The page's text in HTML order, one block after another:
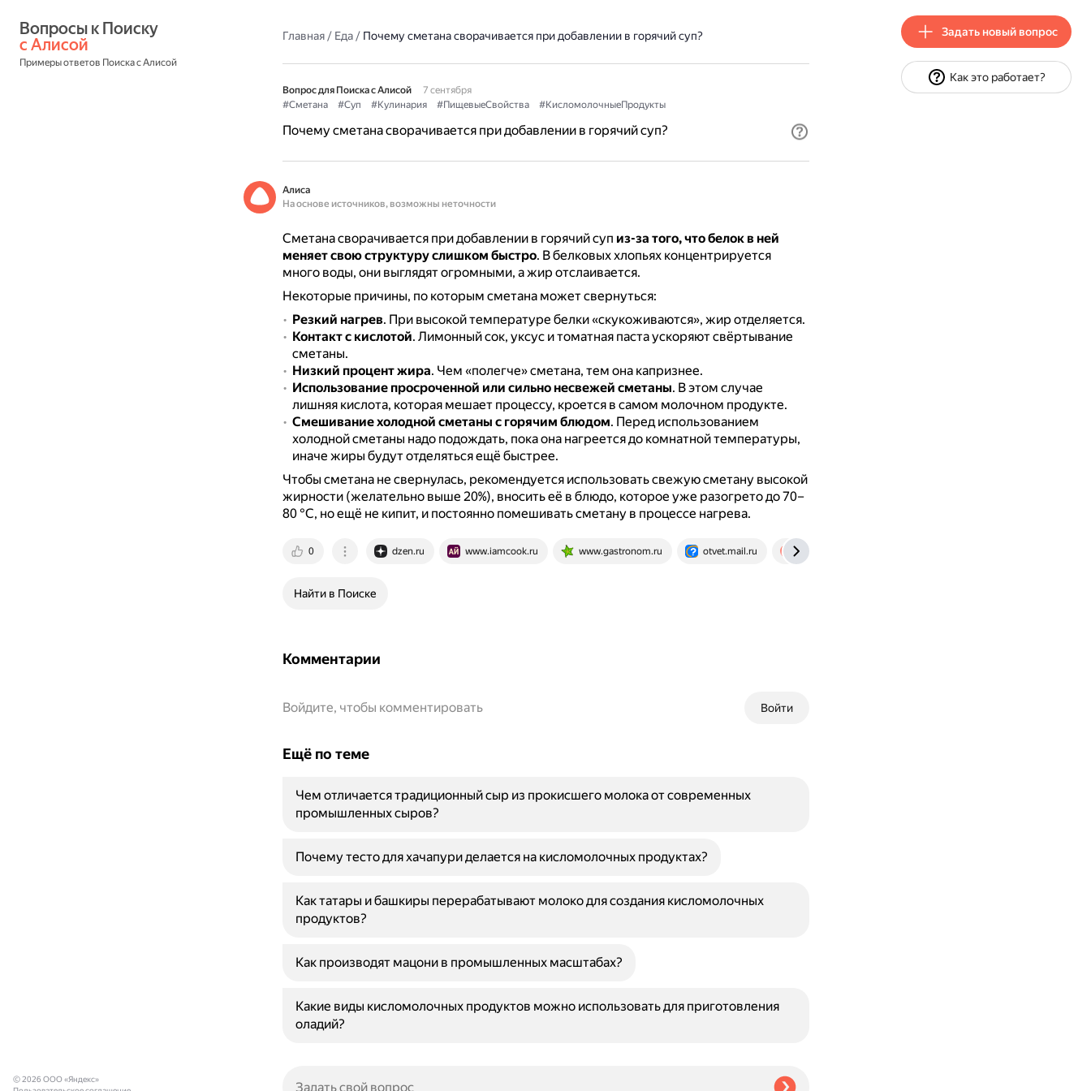
с Алисой
Примеры ответов Поиска с Алисой
Главная/ Еда/ Почему сметана сворачивается при добавлении в горячий суп?
Вопрос для Поиска с Алисой
7 сентября
#Сметана
#Суп #Кулинария #ПищевыеСвойства #КисломолочныеПродукты
Почему сметана сворачивается при добавлении в горячий суп?
Алиса
На основе источников, возможны неточности
Сметана сворачивается при добавлении в горячий суп из-за того, что белок в ней
меняет свою структуру слишком быстро. В белковых хлопьях концентрируется
много воды, они выглядят огромными, а жир отслаивается.
Некоторые причины, по которым сметана может свернуться:
Резкий нагрев. При высокой температуре белки «скукоживаются», жир отделяется.
Контакт с кислотой. Лимонный сок, уксус и томатная паста ускоряют свёртывание
сметаны.
Низкий процент жира. Чем «полегче» сметана, тем она капризнее.
Использование просроченной или сильно несвежей сметаны. В этом случае
лишняя кислота, которая мешает процессу, кроется в самом молочном продукте.
Смешивание холодной сметаны с горячим блюдом. Перед использованием
холодной сметаны надо подождать, пока она нагреется до комнатной температуры,
иначе жиры будут отделяться ещё быстрее.
Чтобы сметана не свернулась, рекомендуется использовать свежую сметану высокой
жирности (желательно выше 20%), вносить её в блюдо, которое уже разогрето до 70–
80 °C, но ещё не кипит, и постоянно помешивать сметану в процессе нагрева.
0 dzen.ru www.iamcook.ru www.gastronom.ru otvet.mail.ru yandex.ru
Найти в Поиске
Комментарии
Войти
Войдите, чтобы комментировать
Ещё по теме
Чем отличается традиционный сыр из прокисшего молока от современных
промышленных сыров?
Почему тесто для хачапури делается на кисломолочных продуктах?
Как татары и башкиры перерабатывают молоко для создания кисломолочных
продуктов?
Как производят мацони в промышленных масштабах?
Какие виды кисломолочных продуктов можно использовать для приготовления
оладий?
© 2026 ООО «Яндекс»
Задать новый вопрос
Как это работает?